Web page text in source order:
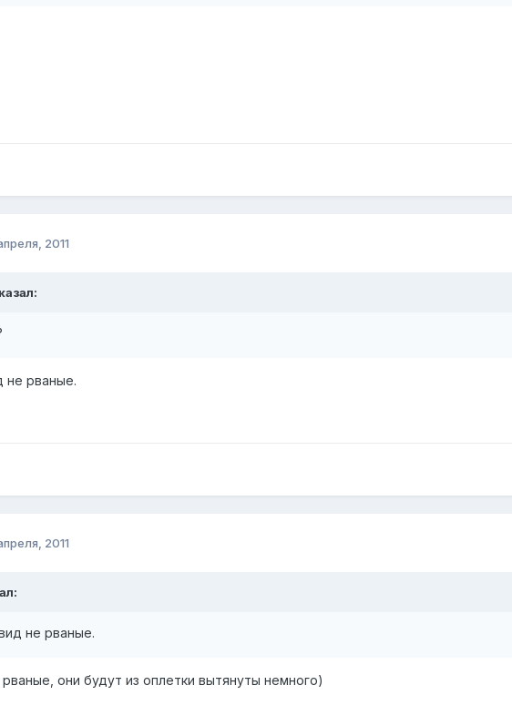
2011
не рваные.
2011
не рваные.
они будут из оплетки вытянуты немного)